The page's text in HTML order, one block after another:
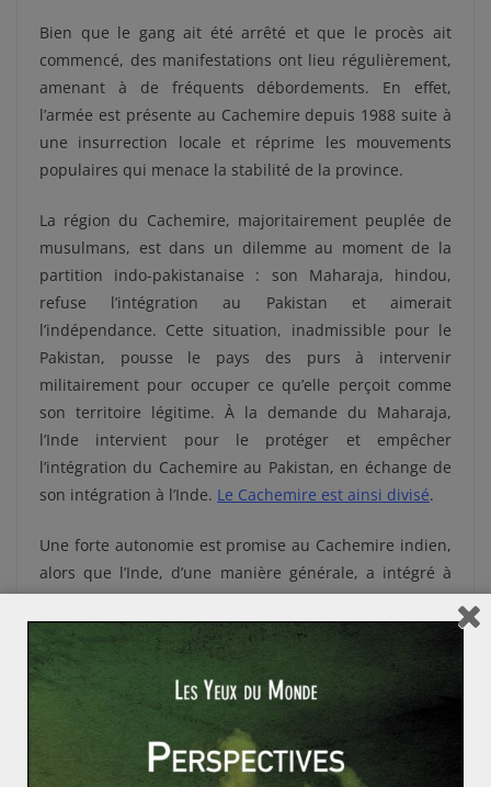
Bien que le gang ait été arrêté et que le procès ait
commencé, des manifestations ont lieu régulièrement,
amenant à de fréquents débordements. En effet,
l’armée est présente au Cachemire depuis 1988 suite à
une insurrection locale et réprime les mouvements
populaires qui menace la stabilité de la province.
La région du Cachemire, majoritairement peuplée de
musulmans, est dans un dilemme au moment de la
partition indo-pakistanaise : son Maharaja, hindou,
refuse l’intégration au Pakistan et aimerait
l’indépendance. Cette situation, inadmissible pour le
Pakistan, pousse le pays des purs à intervenir
militairement pour occuper ce qu’elle perçoit comme
son territoire légitime. À la demande du Maharaja,
l’Inde intervient pour le protéger et empêcher
l’intégration du Cachemire au Pakistan, en échange de
son intégration à l’Inde. Le Cachemire est ainsi divisé.
Une forte autonomie est promise au Cachemire indien,
alors que l’Inde, d’une manière générale, a intégré à
son territoire plusieurs Etats princiers comme le Sikkim.
Pourtant, cette autonomie ne voit jamais la jour et la
population musulmane perçoit New Delhi comme un
gouvernement d’occupation. Différents groupes armés
apparaissent. Le premier à mener l’insurrection est le
« Jammu & Kashmir Liberation Front », qui prône
l’indépendance du Cachemire. L’armée indienne doit se